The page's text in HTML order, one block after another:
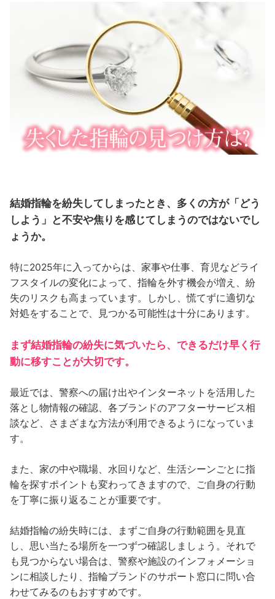
結婚指輪を紛失してしまったとき、多くの方が「どう
しよう」と不安や焦りを感じてしまうのではないでし
ょうか。
特に2025年に入ってからは、家事や仕事、育児などライ
フスタイルの変化によって、指輪を外す機会が増え、紛
失のリスクも高まっています。しかし、慌てずに適切な
対処をすることで、見つかる可能性は十分にあります。
まず結婚指輪の紛失に気づいたら、できるだけ早く行
動に移すことが大切です。
最近では、警察への届け出やインターネットを活用した
落とし物情報の確認、各ブランドのアフターサービス相
談など、さまざまな方法が利用できるようになっていま
す。
また、家の中や職場、水回りなど、生活シーンごとに指
輪を探すポイントも変わってきますので、ご自身の行動
を丁寧に振り返ることが重要です。
結婚指輪の紛失時には、まずご自身の行動範囲を見直
し、思い当たる場所を一つずつ確認しましょう。それで
も見つからない場合は、警察や施設のインフォメーショ
ンに相談したり、指輪ブランドのサポート窓口に問い合
わせてみるのもおすすめです。